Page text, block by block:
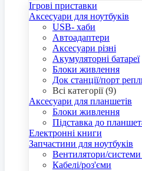
Ігрові приставки
Аксесуари для ноутбуків
USB- хаби
Автоадаптери
Аксесуари різні
Акумуляторні батареї
Блоки живлення
Док станції/порт
Всі категорії (9)
Аксесуари для планшетів
Блоки живлення
Підставка до
Електронні книги
Запчастини для ноутбуків
Вентилятори/
Кабелі/роз'єми